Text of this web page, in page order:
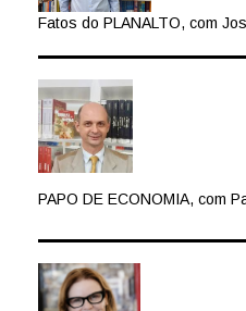
Fatos do PLANALTO, com
PAPO DE ECONOMIA, com